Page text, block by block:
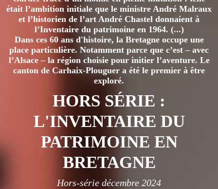
était l’ambition initiale que le ministre André Malraux
et l’historien de l’art André Chastel donnaient à
l’Inventaire du patrimoine en 1964. (...)
Dans ces 60 ans d'histoire, la Bretagne occupe une
place particulière. Notamment parce que c’est – avec
l’Alsace – la région choisie pour initier l’aventure. Le
canton de Carhaix-Plouguer a été le premier à être
exploré.
HORS SÉRIE :
L'INVENTAIRE DU
PATRIMOINE EN
BRETAGNE
Hors-série décembre 2024